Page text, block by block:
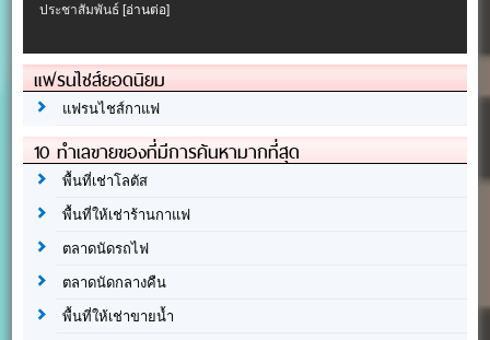
ประชาสัมพันธ์[อ่านต่อ]
แฟรนไชส์ยอดนิยม
แฟรนไชส์กาแฟ
10 ทำเลขายของที่มีการค้นหามากที่สุด
พื้นที่เช่าโลตัส
พื้นที่ให้เช่าร้านกาแฟ
ตลาดนัดรถไฟ
ตลาดนัดกลางคืน
พื้นที่ให้เช่าขายน้ำ